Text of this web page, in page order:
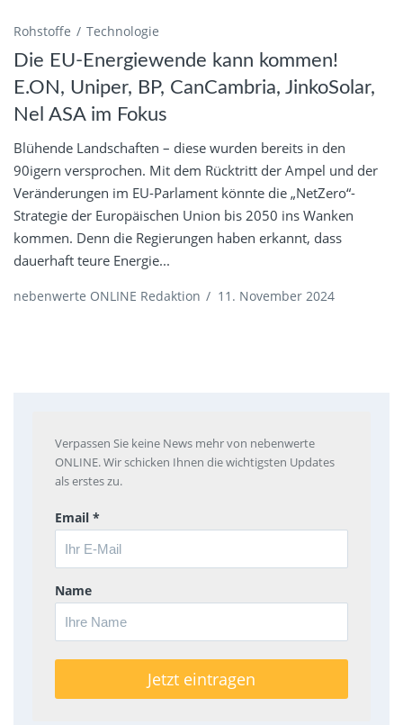
Rohstoffe Technologie
Die EU-Energiewende kann kommen!
E.ON, Uniper, BP, CanCambria, JinkoSolar,
Nel ASA im Fokus
Blühende Landschaften – diese wurden bereits in den
90igern versprochen. Mit dem Rücktritt der Ampel und der
Veränderungen im EU-Parlament könnte die „NetZero“-
Strategie der Europäischen Union bis 2050 ins Wanken
kommen. Denn die Regierungen haben erkannt, dass
dauerhaft teure Energie...
nebenwerte ONLINE Redaktion / 11. November 2024
Verpassen Sie keine News mehr von nebenwerte
ONLINE. Wir schicken Ihnen die wichtigsten Updates
als erstes zu.
Email *
Name